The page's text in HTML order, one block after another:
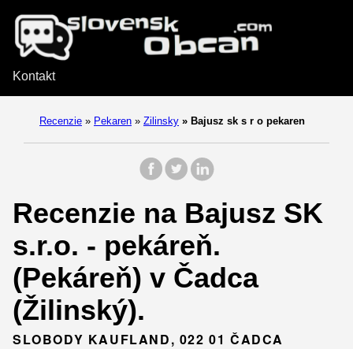
Kontakt
Recenzie » Pekaren » Zilinsky » Bajusz sk s r o pekaren
Recenzie na Bajusz SK
s.r.o. - pekáreň.
(Pekáreň) v Čadca
(Žilinský).
SLOBODY KAUFLAND, 022 01 ČADCA